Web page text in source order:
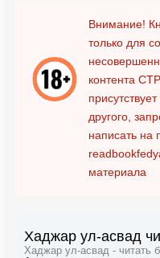
Внимание!
только для
контента
другого,
написать на
материала
Хаджар ул-асвад
Хаджар ул-асвад - читать